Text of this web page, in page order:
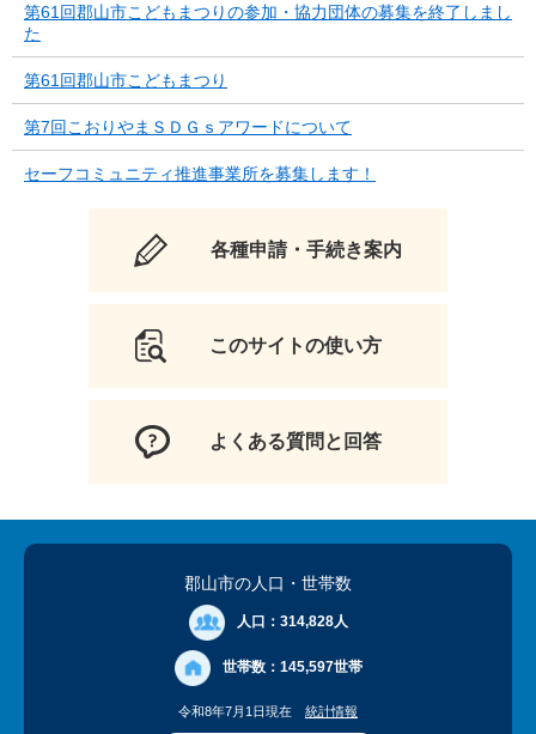
第61回郡山市こどもまつりの参加・協力団体の募集を終了しまし
た
第61回郡山市こどもまつり
第7回こおりやまＳＤＧｓアワードについて
セーフコミュニティ推進事業所を募集します！
各種申請・手続き案内
このサイトの使い方
よくある質問と回答
郡山市の人口 ・世帯数
人口： 314,828人
世帯数： 145,597世帯
令和8年7月1日現在 統計情報